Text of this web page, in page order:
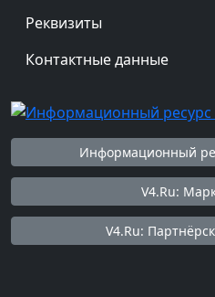
Реквизиты
Контактные данные
Информационный
V4.Ru:
V4.Ru: